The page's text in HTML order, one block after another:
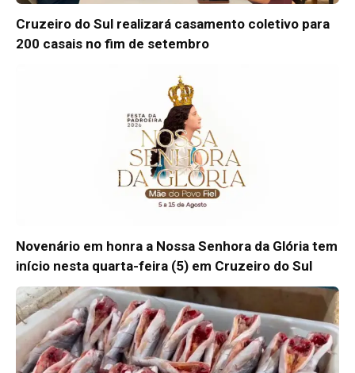
Cruzeiro do Sul realizará casamento coletivo para
200 casais no fim de setembro
Novenário em honra a Nossa Senhora da Glória tem
início nesta quarta-feira (5) em Cruzeiro do Sul